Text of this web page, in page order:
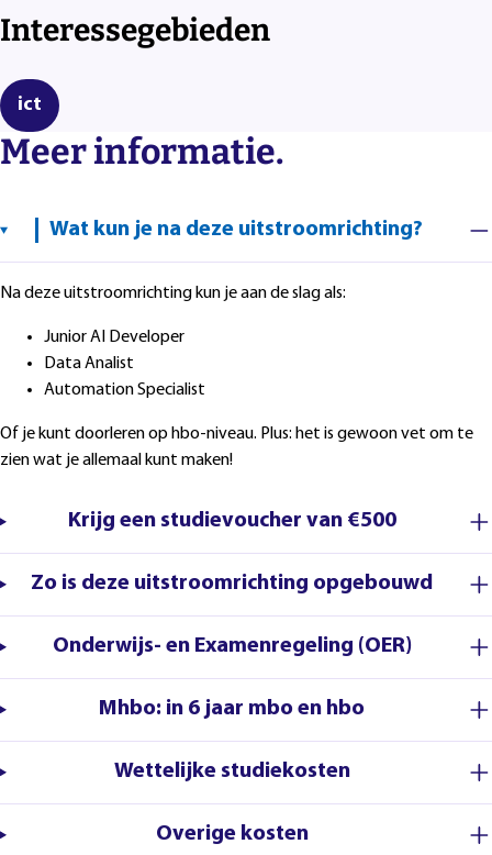
Interessegebieden
ict
Meer informatie.
Wat kun je na deze uitstroomrichting?
Na deze uitstroomrichting kun je aan de slag als:
Junior AI Developer
Data Analist
Automation Specialist
Of je kunt doorleren op hbo-niveau. Plus: het is gewoon vet om te
zien wat je allemaal kunt maken!
Krijg een studievoucher van €500
Zo is deze uitstroomrichting opgebouwd
Onderwijs- en Examenregeling (OER)
Mhbo: in 6 jaar mbo en hbo
Wettelijke studiekosten
Overige kosten